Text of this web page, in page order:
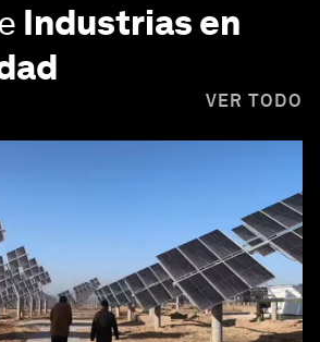
Industrias en
VER TODO